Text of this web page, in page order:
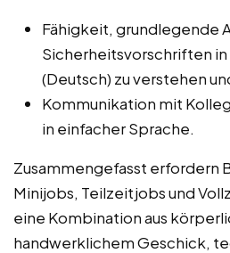
Fähigkeit, grundlegende
Sicherheitsvorschriften
(Deutsch) zu verstehen
Kommunikation mit
in einfacher Sprache.
Zusammengefasst erfordern
Minijobs, Teilzeitjobs und
eine Kombination aus
handwerklichem Geschick,